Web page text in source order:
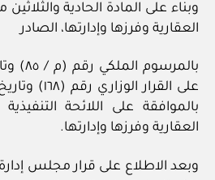
وبناء على المادة الحادية
العقارية وفرزها وإدارتها، الصادر
بالموافقة على اللائحة
العقارية وفرزها وإدارتها.